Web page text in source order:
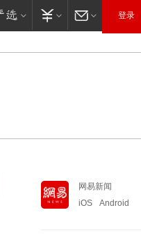
登录
网易新闻
iOS
Android